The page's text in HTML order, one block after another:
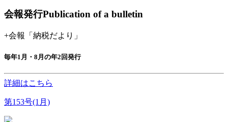
会報発行Publication of a bulletin
+会報「納税だより」
毎年1月・8月の年2回発行
詳細はこちら
第153号(1月)